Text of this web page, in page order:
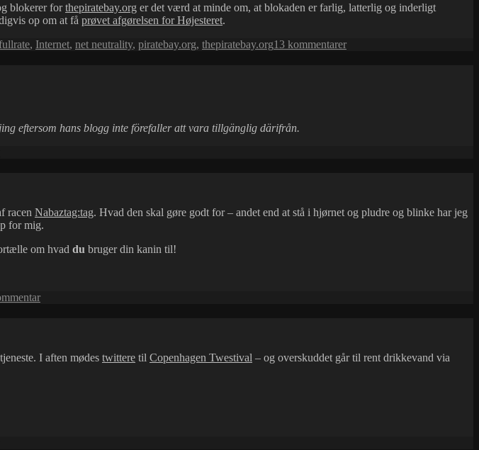
blokerer forthepiratebay.org er det værd at minde om, at blokaden er farlig, latterlig og inderligt
op om at få prøvet afgørelsen for Højesteret.
, Internet, net neutrality, piratebay.org, thepiratebay.org13 kommentarertil
eftersom hans blogg inte förefaller att vara tillgänglig därifrån.
racen Nabaztag:tag. Hvad den skal gøre godt for – andet end at stå i hjørnet og pludre og blinke har jeg
for mig.
om hvad du bruger din kanin til!
til
I aften mødes twittere til Copenhagen Twestival – og overskuddet går til rent drikkevand via